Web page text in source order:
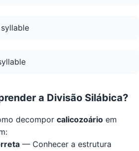
a Divisão Silábica?
decompor calicozoário em
— Conhecer a estrutura